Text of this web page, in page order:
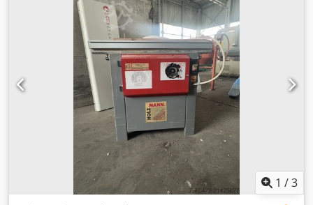
marchio CE anno 2008 525 kg
1 /3